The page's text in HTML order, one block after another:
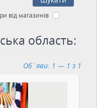
від магазинів
область:
Об`яви: 1 — 1 з 1